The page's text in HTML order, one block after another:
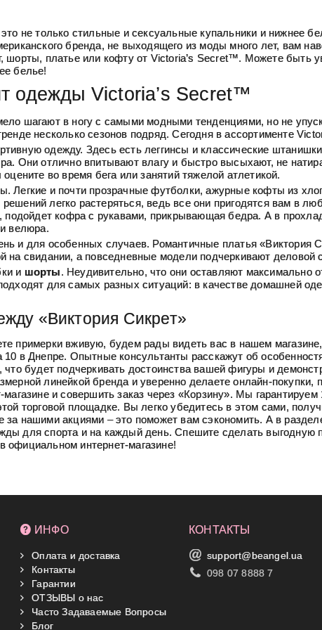
не только стильные и сексуальные купальники и нижнее
бренда, не выходящего из моды много лет, вам
шорты, платье или кофту от Victoria’s Secret™. Можете быть
белье!
одежды Victoria’s Secret™
шагают в ногу с самыми модными тенденциями, но не
несколько сезонов подряд. Сегодня в ассортименте
одежду. Здесь есть леггинсы и классические
Они отлично впитывают влагу и быстро высыхают, не
во время бега или занятий тяжелой атлетикой.
Легкие и почти прозрачные футболки, ажурные кофты из
легко растеряться, ведь все они пригодятся вам в
подойдет кофра с рукавами, прикрывающая бедра. А в
велюра.
и для особенных случаев. Романтичные платья «Виктория
на свидании, а повседневные модели подчеркивают деловой
и шорты. Неудивительно, что они оставляют максимально
для самых разных ситуаций: в качестве домашней
«Виктория Сикрет»
примерки вживую, будем рады видеть вас в нашем
в Днепре. Опытные консультанты расскажут об
что будет подчеркивать достоинства вашей фигуры и
линейкой бренда и уверенно делаете онлайн-покупки,
магазине и совершить заказ через «Корзину». Мы гарантируем
торговой площадке. Вы легко убедитесь в этом сами,
за нашими акциями – это поможет вам сэкономить. А в
для спорта и на каждый день. Спешите сделать выгодную
в официальном интернет-магазине!
ИНФО
Оплата и доставка
Контакты
Гарантии
ОТЗЫВЫ о нас
Часто Задаваемые Вопросы
Блог
КОНТАКТЫ
support@beangel.ua
098 07 8888 7